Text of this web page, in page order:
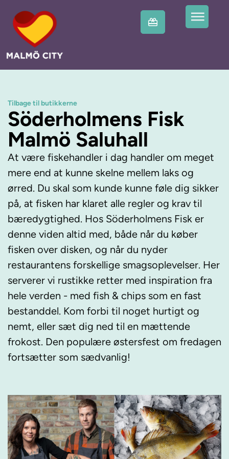
Tilbage til butikkerne
Söderholmens Fisk
Malmö Saluhall
At være fiskehandler i dag handler om meget
mere end at kunne skelne mellem laks og
ørred. Du skal som kunde kunne føle dig sikker
på, at fisken har klaret alle regler og krav til
bæredygtighed. Hos Söderholmens Fisk er
denne viden altid med, både når du køber
fisken over disken, og når du nyder
restaurantens forskellige smagsoplevelser. Her
serverer vi rustikke retter med inspiration fra
hele verden - med fish & chips som en fast
bestanddel. Kom forbi til noget hurtigt og
nemt, eller sæt dig ned til en mættende
frokost. Den populære østersfest om fredagen
fortsætter som sædvanlig!